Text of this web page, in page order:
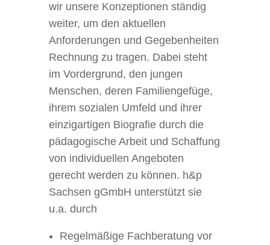
wir unsere Konzeptionen ständig
weiter, um den aktuellen
Anforderungen und Gegebenheiten
Rechnung zu tragen. Dabei steht
im Vordergrund, den jungen
Menschen, deren Familiengefüge,
ihrem sozialen Umfeld und ihrer
einzigartigen Biografie durch die
pädagogische Arbeit und Schaffung
von individuellen Angeboten
gerecht werden zu können. h&p
Sachsen gGmbH unterstützt sie
u.a. durch
Regelmäßige Fachberatung vor